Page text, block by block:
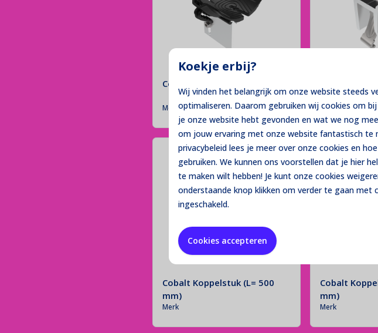
Koekje erbij?
Wij vinden het belangrijk om onze website steeds
optimaliseren. Daarom gebruiken wij cookies om
je onze website hebt gevonden en wat we nog
om jouw ervaring met onze website fantastisch te
privacybeleid lees je meer over onze cookies en
gebruiken. We kunnen ons voorstellen dat je hier
te maken wilt hebben! Je kunt onze cookies
onderstaande knop klikken om verder te gaan met
ingeschakeld.
Cookies accepteren
Cobalt Golfclip
Merk Merk
Cobalt Koppelstuk (L= 500
mm)
Merk
Cobalt
mm)
Merk